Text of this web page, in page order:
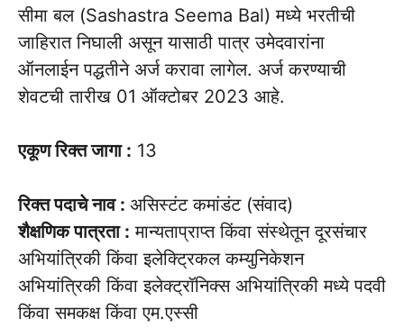
सीमा बल (Sashastra Seema Bal) मध्ये भरतीची
जाहिरात निघाली असून यासाठी पात्र उमेदवारांना
ऑनलाईन पद्धतीने अर्ज करावा लागेल. अर्ज करण्याची
शेवटची तारीख 01 ऑक्टोबर 2023 आहे.
एकूण रिक्त जागा : 13
रिक्त पदाचे नाव : असिस्टंट कमांडंट (संवाद)
शैक्षणिक पात्रता : मान्यताप्राप्त किंवा संस्थेतून दूरसंचार
अभियांत्रिकी किंवा इलेक्ट्रिकल कम्युनिकेशन
अभियांत्रिकी किंवा इलेक्ट्रॉनिक्स अभियांत्रिकी मध्ये पदवी
किंवा समकक्ष किंवा एम.एस्सी